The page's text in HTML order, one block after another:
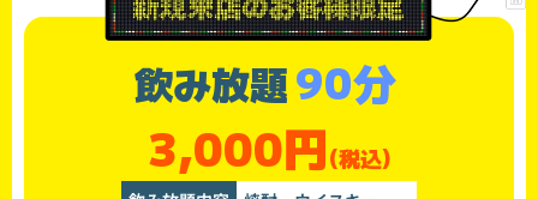
飲み放題90分
3,000円(税込)